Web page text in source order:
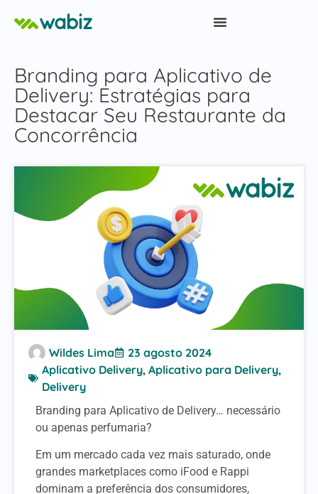
Branding para Aplicativo de
Delivery: Estratégias para
Destacar Seu Restaurante da
Concorrência
Wildes Lima
23 agosto 2024
Aplicativo Delivery, Aplicativo para Delivery,
Delivery
Branding para Aplicativo de Delivery… necessário
ou apenas perfumaria?
Em um mercado cada vez mais saturado, onde
grandes marketplaces como iFood e Rappi
dominam a preferência dos consumidores,